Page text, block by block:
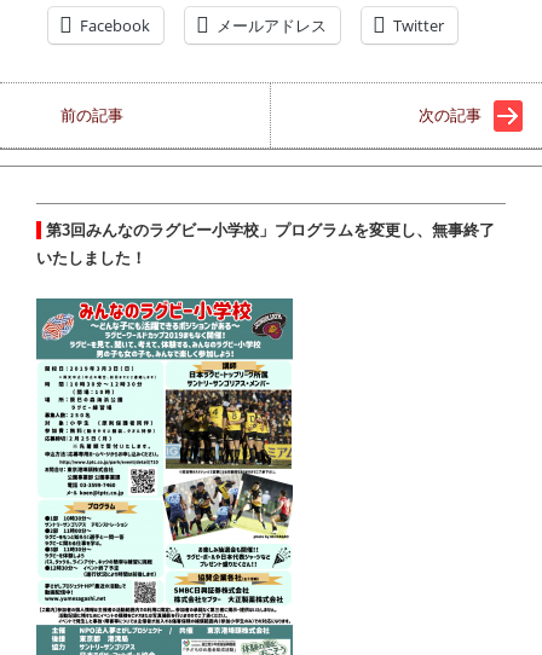
Facebook メールアドレス Twitter
前の記事 次の記事
第3回みんなのラグビー小学校」プログラムを変更し、無事終了
いたしました！